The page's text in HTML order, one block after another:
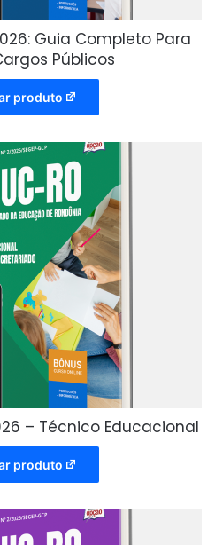
Guia Completo Para
Públicos
produto
– Técnico Educacional
produto